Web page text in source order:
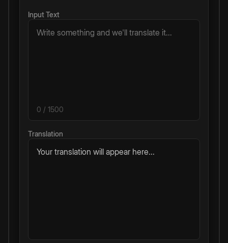
Input Text
0 / 1500
Translation
Your translation will appear here...